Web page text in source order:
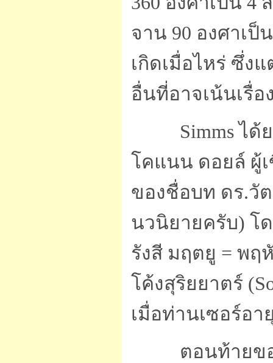
จาน 90 องศาเป็
เกิดเมื่อไหร่ ซึ่ง
อื่นที่อาจเน้นเรื่
Simms ไ
โคแนน ดอยล์ ผู้
ของชื่อบท ดร.วั
นวนิยายครับ) โ
รังสี มฤตยู = พฤ
โค้งสุริยยาตร์
เมื่อท่านเซอร์อา
ตอนท้ายข